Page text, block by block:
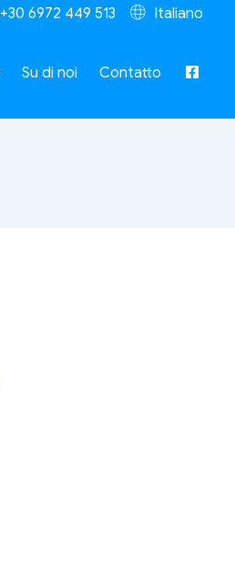
Italiano
+30 6972 449 513
Su di noi Contatto